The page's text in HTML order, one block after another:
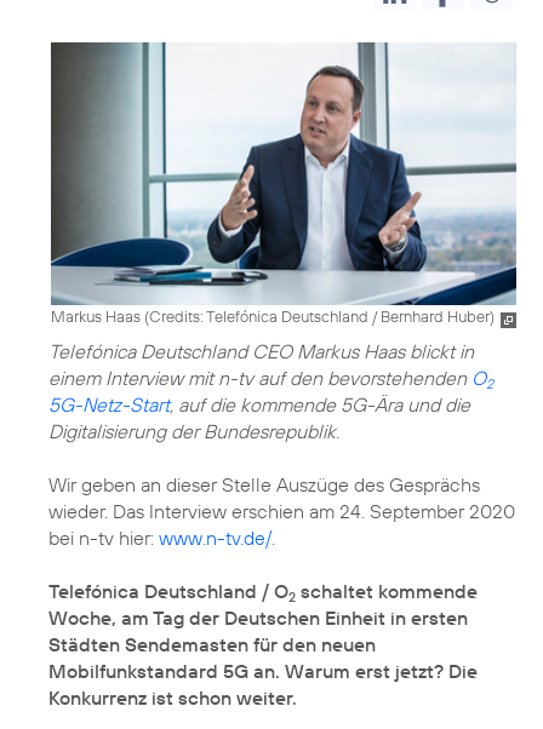
Markus Haas (Credits: Telefónica Deutschland / Bernhard Huber)
Telefónica Deutschland CEO Markus Haas blickt in
einem Interview mit n-tv auf den bevorstehenden O2
5G-Netz-Start, auf die kommende 5G-Ära und die
Digitalisierung der Bundesrepublik.
Wir geben an dieser Stelle Auszüge des Gesprächs
wieder. Das Interview erschien am 24. September 2020
bei n-tv hier: www.n-tv.de/.
Telefónica Deutschland / O2 schaltet kommende
Woche, am Tag der Deutschen Einheit in ersten
Städten Sendemasten für den neuen
Mobilfunkstandard 5G an. Warum erst jetzt? Die
Konkurrenz ist schon weiter.